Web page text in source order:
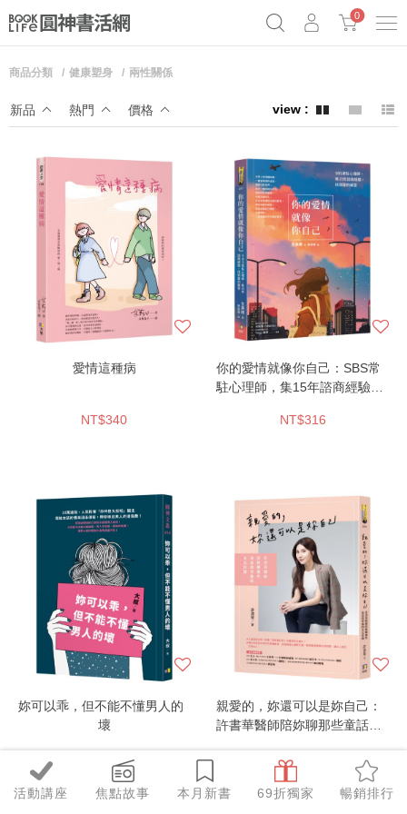
Netflix話題章魚小說！
0
活動講座 焦點故事 本月新書 69折獨家 暢銷排行
商品分類 健康塑身 兩性關係
新品 熱門 價格
愛情這種病
NT$340
你的愛情就像你自己：SBS常
駐心理師，集15年諮商經驗，
NT$316
妳可以乖，但不能不懂男人的
壞
親愛的，妳還可以是妳自己：
許書華醫師陪妳聊那些童話故
NT$253